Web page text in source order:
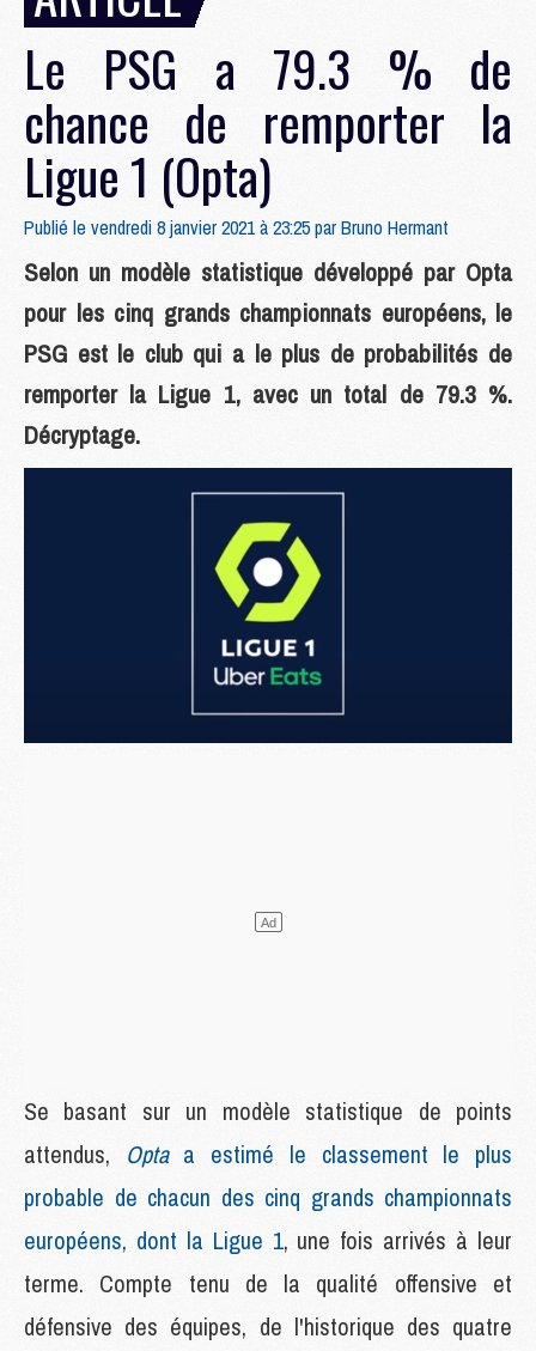
Le PSG a 79.3 % de
chance de remporter la
Ligue 1 (Opta)
Publié le vendredi 8 janvier 2021 à 23:25 parBruno Hermant
Selon un modèle statistique développé par Opta
pour les cinq grands championnats européens, le
PSG est le club qui a le plus de probabilités de
remporter la Ligue 1, avec un total de 79.3 %.
Décryptage.
Se basant sur un modèle statistique de points
attendus, Optaa estimé le classement le plus
probable de chacun des cinq grands championnats
européens, dont la Ligue 1, une fois arrivés à leur
terme. Compte tenu de la qualité offensive et
défensive des équipes, de l'historique des quatre